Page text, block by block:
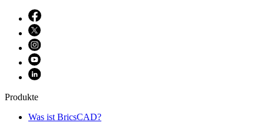
Produkte
Was ist BricsCAD?